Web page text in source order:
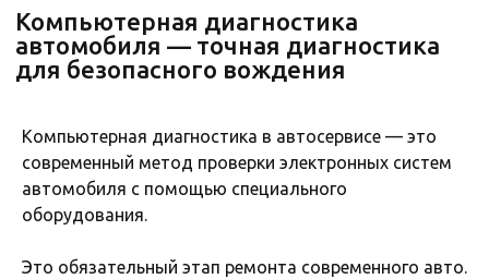
Компьютерная диагностика в автосервисе — это
современный метод проверки электронных систем
автомобиля с помощью специального
оборудования.
Это обязательный этап ремонта современного авто.